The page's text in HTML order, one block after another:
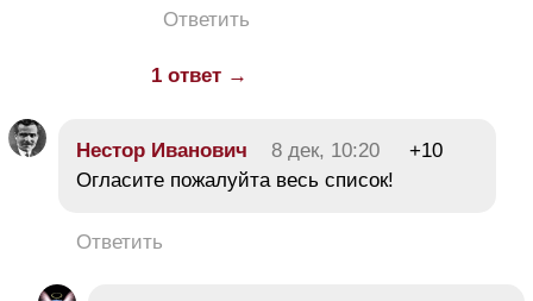
Ответить
1 ответ →
Нестор Иванович 8 дек, 10:20
+10
Огласите пожалуйта весь список!
Ответить